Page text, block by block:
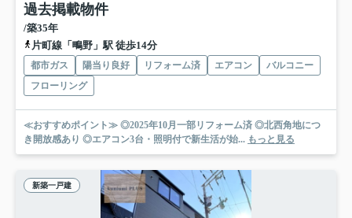
過去掲載物件
/築35年
片町線「鴫野」駅 徒歩14分
都市ガス 陽当り良好 リフォーム済 エアコン
バルコニー
フローリング
≪おすすめポイント≫ ◎2025年10月一部リフォーム済 ◎北西角地につ
き開放感あり ◎エアコン3台・照明付で新生活が始... もっと見る
新築一戸建